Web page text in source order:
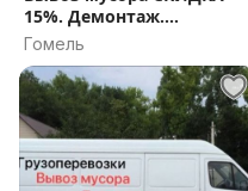
15%. Демонтаж.
Грузоперевозки. Гомель
Гомель